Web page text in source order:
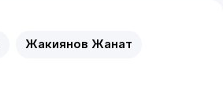
Жакиянов Жанат